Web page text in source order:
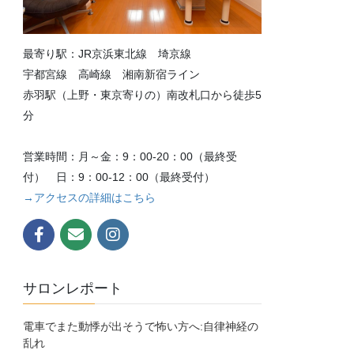
最寄り駅：JR京浜東北線 埼京線
宇都宮線 高崎線 湘南新宿ライン
赤羽駅（上野・東京寄りの）南改札口から徒歩5
分
営業時間：月～金：9：00-20：00（最終受
付） 日：9：00-12：00（最終受付）
→アクセスの詳細はこちら
サロンレポート
電車でまた動悸が出そうで怖い方へ:自律神経の
乱れ